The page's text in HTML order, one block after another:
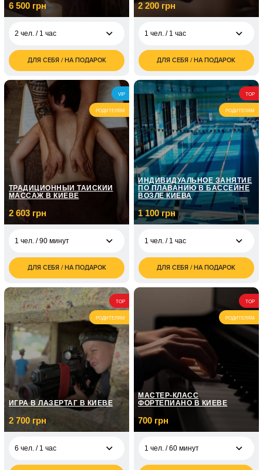
6 500 грн
2 чел. / 1 час
6 500
грн
2 чел. / 2 часа
7 500
грн
ДЛЯ СЕБЯ / НА ПОДАРОК
2 200 грн
1 чел. / 1 час
2 200
грн
2 чел. / 1 час
4 400
грн
ДЛЯ СЕБЯ / НА ПОДАРОК
VIP
РОДИТЕЛЯМ
ТРАДИЦИОННЫЙ ТАЙСКИЙ
МАССАЖ В КИЕВЕ
2 603 грн
1 чел. / 90 минут
2 603
грн
2 чел. / 90 минут
4 000
грн
ДЛЯ СЕБЯ / НА ПОДАРОК
TOP
РОДИТЕЛЯМ
ИНДИВИДУАЛЬНОЕ ЗАНЯТИЕ
ПО ПЛАВАНИЮ В БАССЕЙНЕ
ВОЗЛЕ КИЕВА
1 100 грн
1 чел. / 1 час
1 100
грн
950
грн
ДЛЯ СЕБЯ / НА ПОДАРОК
TOP
РОДИТЕЛЯМ
ИГРА В ЛАЗЕРТАГ В КИЕВЕ
2 700 грн
6 чел. / 1 час
TOP
РОДИТЕЛЯМ
МАСТЕР-КЛАСС
ФОРТЕПИАНО В КИЕВЕ
700 грн
1 чел. / 60 минут